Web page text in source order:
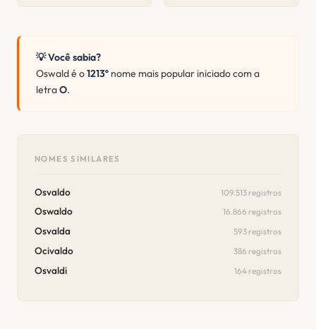
💡 Você sabia?
Oswald é o1213º nome mais popular iniciado com a
letraO.
NOMES SIMILARES
Osvaldo 109.513 registros
Oswaldo 16.866 registros
Osvalda 593 registros
Ocivaldo 386 registros
Osvaldi 164 registros